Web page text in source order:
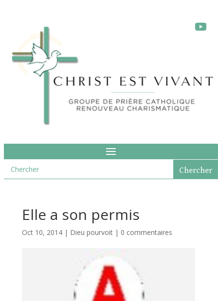
Elle a son permis
Oct 10, 2014| Dieu pourvoit| 0 commentaires